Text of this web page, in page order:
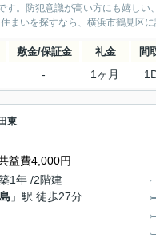
。防犯意識が高い方にも嬉し
まいを探すなら、横浜市鶴見区
敷金/保証金 礼金 間
- 1ヶ月
東
益費4,000円
1年 /2階建
」駅 徒歩27分